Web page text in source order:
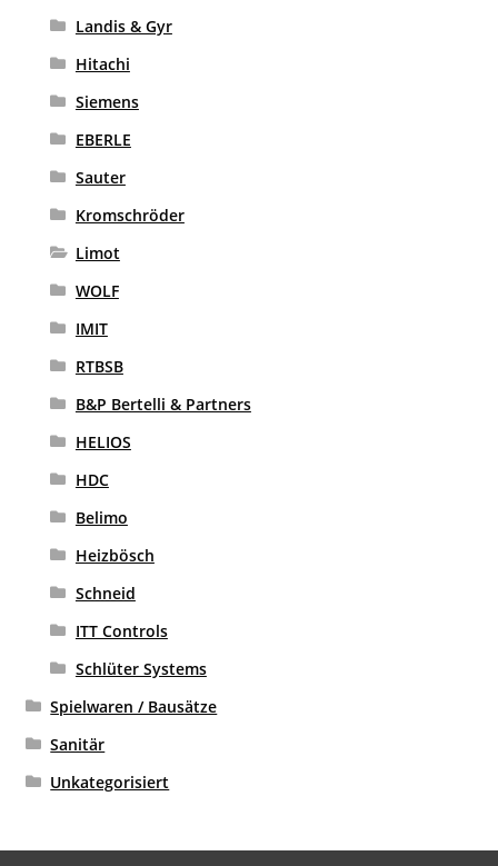
Landis & Gyr
Hitachi
Siemens
EBERLE
Sauter
Kromschröder
Limot
WOLF
IMIT
RTBSB
B&P Bertelli & Partners
HELIOS
HDC
Belimo
Heizbösch
Schneid
ITT Controls
Schlüter Systems
Spielwaren / Bausätze
Sanitär
Unkategorisiert